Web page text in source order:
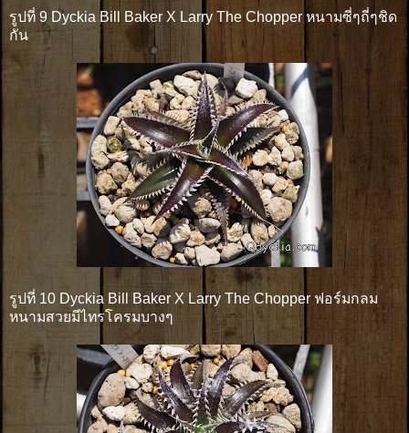
รูปที่ 9 Dyckia Bill Baker X Larry The Chopper หนามซี่ๆถี่ๆชิด
กัน
รูปที่ 10 Dyckia Bill Baker X Larry The Chopper ฟอร์มกลม
หนามสวยมีไทรโครมบางๆ